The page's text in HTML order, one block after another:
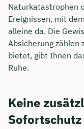
Naturkatastrophen
Ereignissen, mit dem
alleine da. Die
Absicherung zählen
bietet, gibt Ihnen
Ruhe.
Keine
Sofortschutz